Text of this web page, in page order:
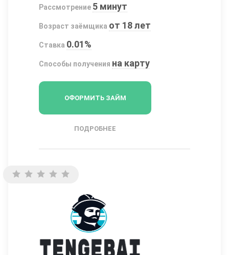
Рассмотрение 5 минут
Возраст заёмщика от 18 лет
Ставка 0.01%
Способы получения на карту
ОФОРМИТЬ ЗАЙМ
ПОДРОБНЕЕ